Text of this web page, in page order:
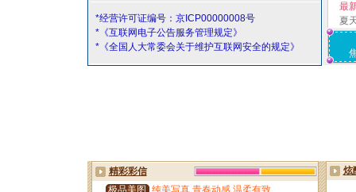
*经营许可证编号：京ICP00000008号
*《互联网电子公告服务管理规定》
*《全国人大常委会关于维护互联网安全的规定》
最
夏